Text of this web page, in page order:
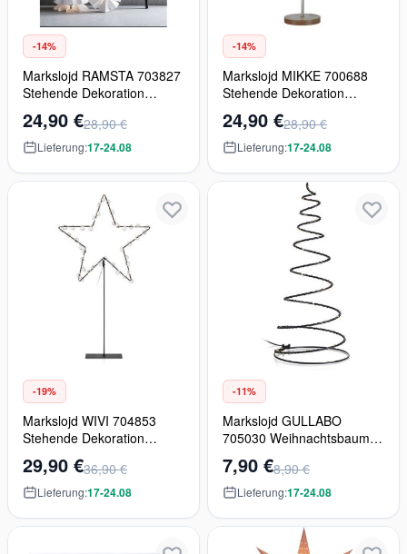
-14%
Markslojd RAMSTA 703827
Stehende Dekoration
1x25W/E14
24,90 €28,90 €
Lieferung:17-24.08
-14%
Markslojd MIKKE 700688
Stehende Dekoration
1x25W/E14 2700K
24,90 €28,90 €
Lieferung:17-24.08
-19%
Markslojd WIVI 704853
Stehende Dekoration
40x0.06W/LED 2700K IP44
29,90 €36,90 €
Lieferung:17-24.08
-11%
Markslojd GULLABO
705030 Weihnachtsbaum
30x0.06W/LED 2700K
7,90 €8,90 €
Lieferung:17-24.08